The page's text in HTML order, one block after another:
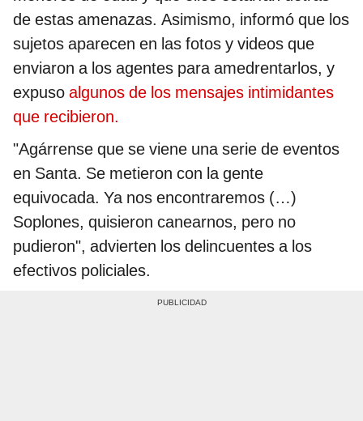
de estas amenazas. Asimismo, informó que los
sujetos aparecen en las fotos y videos que
enviaron a los agentes para amedrentarlos, y
expuso algunos de los mensajes intimidantes
que recibieron.
"Agárrense que se viene una serie de eventos
en Santa. Se metieron con la gente
equivocada. Ya nos encontraremos (…)
Soplones, quisieron canearnos, pero no
pudieron", advierten los delincuentes a los
efectivos policiales.